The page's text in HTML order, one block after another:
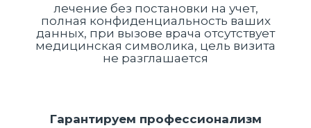
лечение без постановки на учет,
полная конфиденциальность ваших
данных, при вызове врача отсутствует
медицинская символика, цель визита
не разглашается
Гарантируем профессионализм